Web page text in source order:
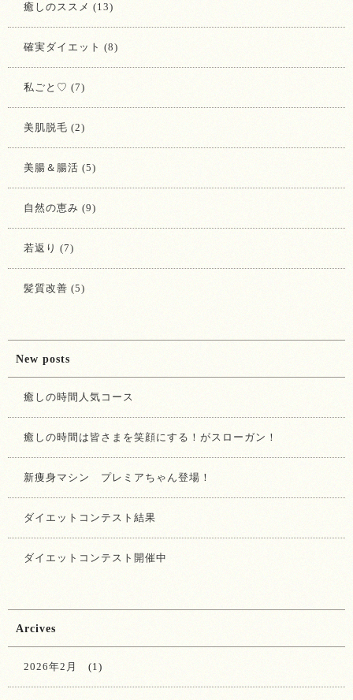
癒しのススメ (13)
確実ダイエット (8)
私ごと♡ (7)
美肌脱毛 (2)
美腸＆腸活 (5)
自然の恵み (9)
若返り (7)
髪質改善 (5)
New posts
癒しの時間人気コース
癒しの時間は皆さまを笑顔にする！がスローガン！
新痩身マシン プレミアちゃん登場！
ダイエットコンテスト結果
ダイエットコンテスト開催中
Arcives
2026年2月 (1)